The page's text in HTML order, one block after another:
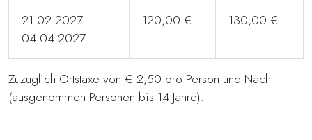
21.02.2027 -
04.04.2027
120,00 € 130,00 €
Zuzüglich Ortstaxe von € 2,50 pro Person und Nacht
(ausgenommen Personen bis 14 Jahre).